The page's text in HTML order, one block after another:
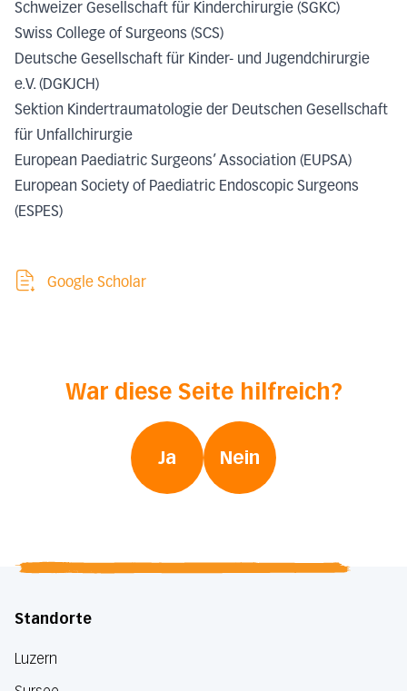
Schweizer Gesellschaft für Kinderchirurgie (SGKC)
Swiss College of Surgeons (SCS)
Deutsche Gesellschaft für Kinder- und Jugendchirurgie
e.V. (DGKJCH)
Sektion Kindertraumatologie der Deutschen Gesellschaft
für Unfallchirurgie
European Paediatric Surgeons’ Association (EUPSA)
European Society of Paediatric Endoscopic Surgeons
(ESPES)
Google Scholar
War diese Seite hilfreich?
Ja Nein
Standorte
Luzern